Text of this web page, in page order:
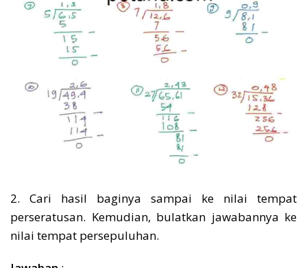
2. Cari hasil baginya sampai ke nilai tempat
perseratusan. Kemudian, bulatkan jawabannya ke
nilai tempat persepuluhan.